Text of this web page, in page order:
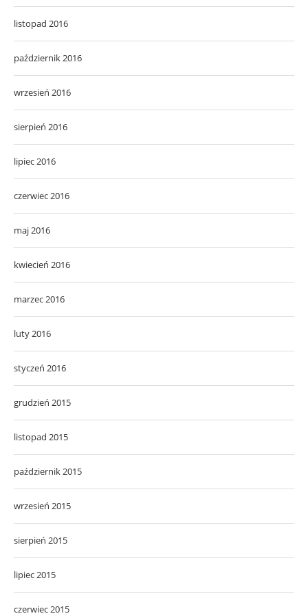
listopad 2016
październik 2016
wrzesień 2016
sierpień 2016
lipiec 2016
czerwiec 2016
maj 2016
kwiecień 2016
marzec 2016
luty 2016
styczeń 2016
grudzień 2015
listopad 2015
październik 2015
wrzesień 2015
sierpień 2015
lipiec 2015
czerwiec 2015